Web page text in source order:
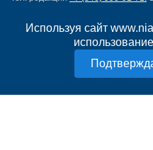
Используя сайт
Карта сайта
Нашли ошибку?
Политика конфиденциальности
Согласие на обработку